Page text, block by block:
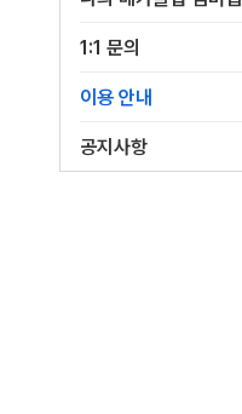
1:1 문의
이용 안내
공지사항